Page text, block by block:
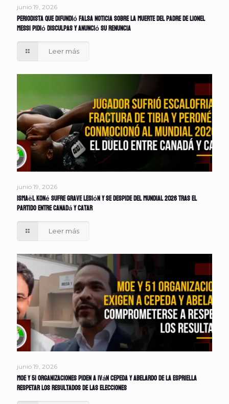
junio 19, 2026
Periodista que difundió falsa noticia sobre la muerte del padre de Lionel
Messi pidió disculpas y anunció su renuncia
Leer más
junio 19, 2026
Ismaël Koné sufre grave lesión y se despide del Mundial 2026 tras el
partido entre Canadá y Catar
Leer más
junio 19, 2026
MOE y 51 organizaciones piden a Iván Cepeda y Abelardo de la Espriella
respetar los resultados de las elecciones